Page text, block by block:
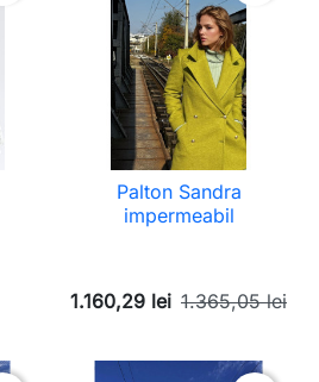
Palton Sandra
impermeabil
1.160,29 lei 1.365,05 lei